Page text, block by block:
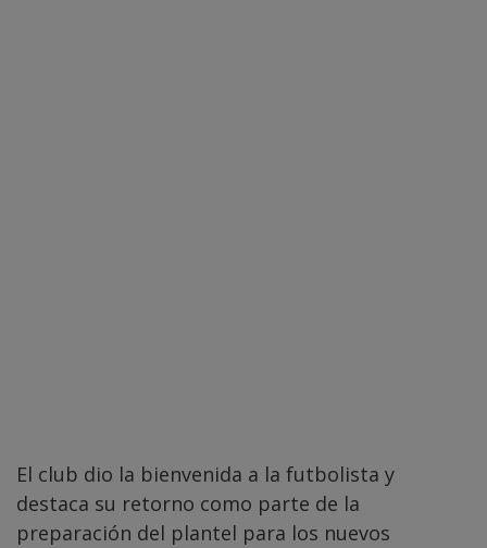
El club dio la bienvenida a la futbolista y
destaca su retorno como parte de la
preparación del plantel para los nuevos